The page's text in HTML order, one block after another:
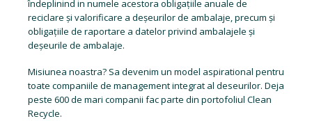
îndeplinind in numele acestora obligațiile anuale de
reciclare și valorificare a deșeurilor de ambalaje, precum și
obligațiile de raportare a datelor privind ambalajele și
deșeurile de ambalaje.
Misiunea noastra? Sa devenim un model aspirational pentru
toate companiile de management integrat al deseurilor. Deja
peste 600 de mari companii fac parte din portofoliul Clean
Recycle.